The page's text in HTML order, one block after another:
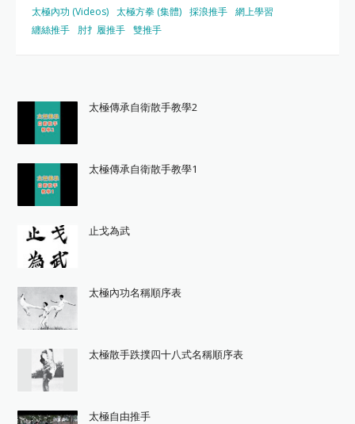
太極內功 (Videos) 太極方拳 (集體) 採浪推手 網上學習
纏絲推手
肘扌履推手 雙推手
太極傳承自衛散手教學2
太極傳承自衛散手教學1
止戈為武
太極內功名稱順序表
太極散手跌撲四十八式名稱順序表
太極自由推手